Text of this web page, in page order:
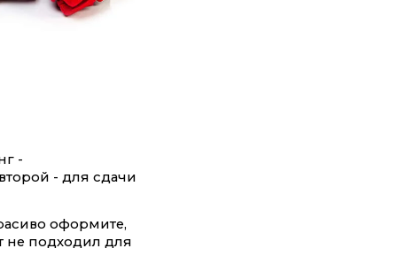
-
- для сдачи
оформите,
не подходил для